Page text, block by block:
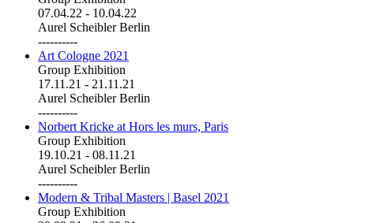
07.04.22 - 10.04.22
Aurel Scheibler Berlin
----------
Art Cologne 2021
Group Exhibition
17.11.21 - 21.11.21
Aurel Scheibler Berlin
----------
Norbert Kricke at Hors les murs, Paris
Group Exhibition
19.10.21 - 08.11.21
Aurel Scheibler Berlin
----------
Modern & Tribal Masters | Basel 2021
Group Exhibition